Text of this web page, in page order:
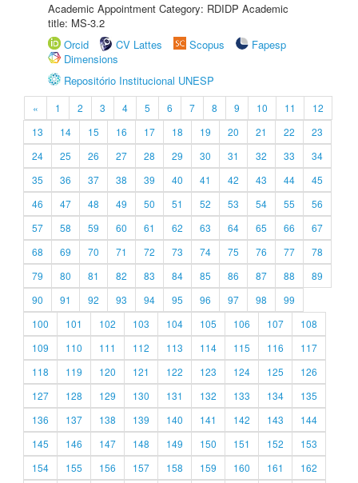
Academic Appointment Category: RDIDP Academic
title: MS-3.2
Orcid
CV Lattes Scopus
Fapesp
Dimensions
Repositório Institucional UNESP
« 1 2 3 4 5 6 7 8 9 10 11
12
13
14 15 16 17 18 19 20 21 22
23
24
25 26 27 28 29 30 31 32 33
34
35
36 37 38 39 40 41 42 43 44
45
46
47 48 49 50 51 52 53 54 55
56
57
58 59 60 61 62 63 64 65 66
67
68
69 70 71 72 73 74 75 76 77
78
79
80 81 82 83 84 85 86 87 88
89
90
91 92 93 94 95 96 97 98
99
100
101 102 103 104 105 106 107
108
109
110 111 112 113 114 115 116
117
118
119 120 121 122 123 124 125
126
127
128 129 130 131 132 133 134
135
136
137 138 139 140 141 142 143
144
145
146 147 148 149 150 151 152
153
154
155 156 157 158 159 160 161
162